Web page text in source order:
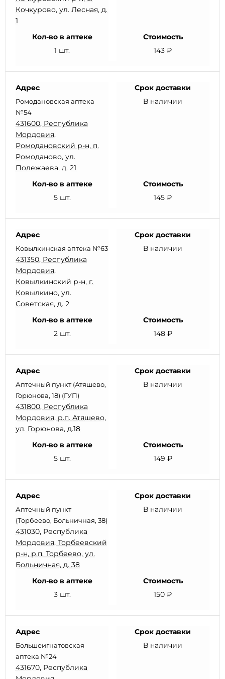
Кочкурово, ул. Лесная, д.
1
Кол-во в аптеке
1 шт.
Стоимость
143 ₽
Адрес
Ромодановская аптека
№54
431600, Республика
Мордовия,
Ромодановский р-н, п.
Ромоданово, ул.
Полежаева, д. 21
Срок доставки
В наличии
Кол-во в аптеке
5 шт.
Стоимость
145 ₽
Адрес
Ковылкинская аптека №63
431350, Республика
Мордовия,
Ковылкинский р-н, г.
Ковылкино, ул.
Советская, д. 2
Срок доставки
В наличии
Кол-во в аптеке
2 шт.
Стоимость
148 ₽
Адрес
Аптечный пункт (Атяшево,
Горюнова, 18) (ГУП)
431800, Республика
Мордовия, р.п. Атяшево,
ул. Горюнова, д.18
Срок доставки
В наличии
Кол-во в аптеке
5 шт.
Стоимость
149 ₽
Адрес
Аптечный пункт
(Торбеево, Больничная, 38)
431030, Республика
Мордовия, Торбеевский
р-н, р.п. Торбеево, ул.
Больничная, д. 38
Срок доставки
В наличии
Кол-во в аптеке
3 шт.
Стоимость
150 ₽
Адрес
Большеигнатовская
аптека №24
431670, Республика
Срок доставки
В наличии